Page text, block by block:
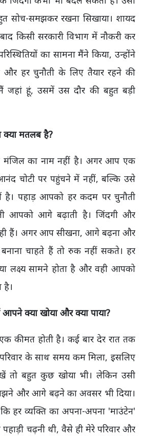
सोच-समझकर रखना सिखाया। शायद
किसी सरकारी विभाग में नौकरी कर
का सामना मैंने किया, उन्होंने
हर चुनौती के लिए तैयार रहने की
जहां हूं, उसमें उस दौर की बहुत बड़ी
मतलब है?
मंजिल का नाम नहीं है। अगर आप एक
चोटी पर पहुंचने में नहीं, बल्कि उसे
में है। पहाड़ आपको हर कदम पर चुनौती
आपको आगे बढ़ाती है। जिंदगी और
हैं। अगर आप सीखना, आगे बढ़ना और
चाहते हैं तो रुक नहीं सकते। हर
लक्ष्य सामने होता है और वही आपको
है।
क्या खोया और क्या पाया?
कीमत होती है। कई बार देर रात तक
के साथ समय कम मिला, इसलिए
तो बहुत कुछ खोया भी। लेकिन उसी
और आगे बढ़ने का अवसर भी दिया।
हर व्यक्ति का अपना-अपना 'माउंटेन'
चढ़नी थी, वैसे ही मेरे परिवार और